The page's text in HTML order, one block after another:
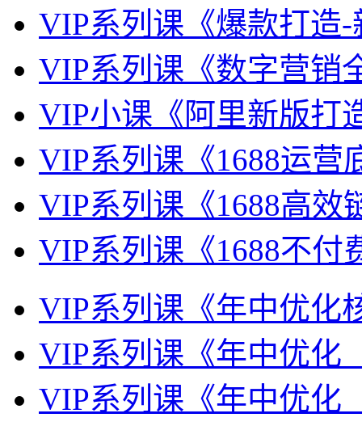
VIP系列课《爆款打造
VIP系列课《数字营销
VIP小课《阿里新版打
VIP系列课《1688运营
VIP系列课《1688高效
VIP系列课《1688不付
VIP系列课《年中优化
VIP系列课《年中优化
VIP系列课《年中优化